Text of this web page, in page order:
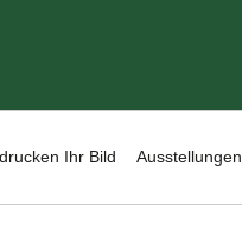
Ihr Bild Ausstellungen